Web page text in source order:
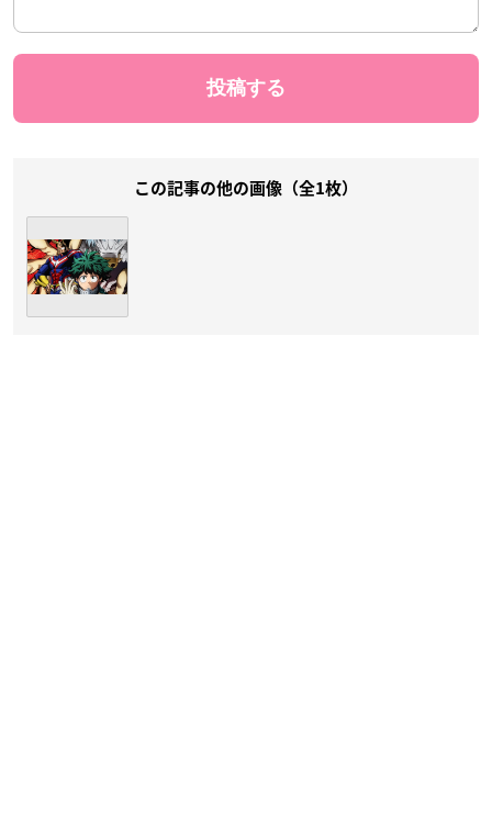
この記事の他の画像（全1枚）